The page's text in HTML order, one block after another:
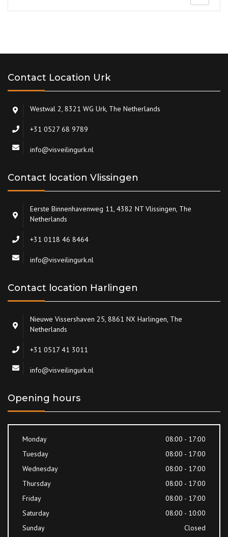
Contact Location Urk
Westwal 2, 8321 WG Urk, The Netherlands
+31 0527 68 9789
info@visveilingurk.nl
Contact location Vlissingen
Eerste Binnenhavenweg 11, 4382 NT Vlissingen, The
Netherlands
+31 0118 46 8464
info@visveilingurk.nl
Contact location Harlingen
Nieuwe Vissershaven 25, 8861 NX Harlingen, The
Netherlands
+31 0517 41 3011
info@visveilingurk.nl
Opening hours
Monday
08:00 - 17:00
Tuesday
08:00 - 17:00
Wednesday
08:00 - 17:00
Thursday
08:00 - 17:00
Friday
08:00 - 17:00
Saturday
08:00 - 10:00
Sunday
Closed